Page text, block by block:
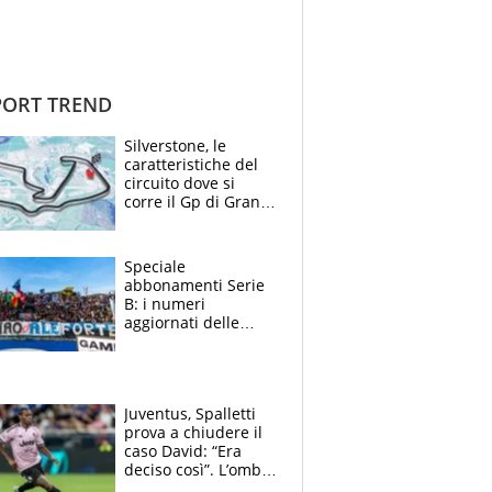
TREND
Silverstone, le
caratteristiche del
circuito dove si
corre il Gp di Gran
Speciale
abbonamenti Serie
B: i numeri
aggiornati delle
Juventus, Spalletti
prova a chiudere il
caso David: “Era
deciso così”. L’ombra